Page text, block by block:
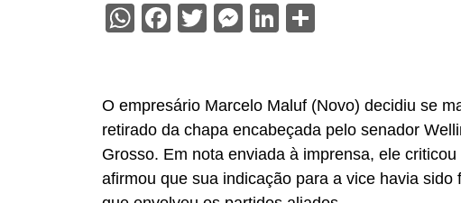
WhatsApp
Facebook
TwitterMessenger
LinkedIn
O empresário Marcelo Maluf (Novo) decidiu se
retirado da chapa encabeçada pelo senador
Grosso. Em nota enviada à imprensa, ele
afirmou que sua indicação para a vice havia